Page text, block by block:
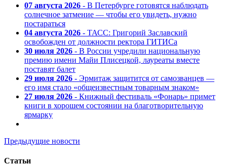
07 августа 2026 - В Петербурге готовятся наблюдать
солнечное затмение — чтобы его увидеть, нужно
постараться
04 августа 2026 - ТАСС: Григорий Заславский
освобожден от должности ректора ГИТИСа
30 июля 2026 - В России учредили национальную
премию имени Майи Плисецкой, лауреаты вместе
поставят балет
29 июля 2026 - Эрмитаж защитится от самозванцев —
его имя стало «общеизвестным товарным знаком»
27 июля 2026 - Книжный фестиваль «Фонарь» примет
книги в хорошем состоянии на благотворительную
ярмарку
Предыдущие новости
Статьи